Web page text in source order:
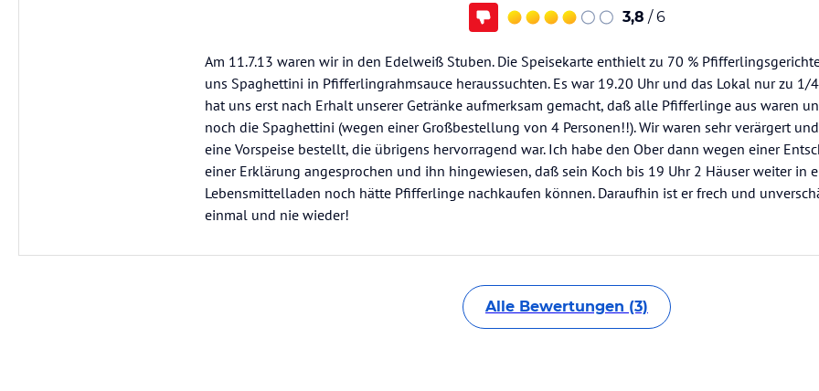
3,8 / 6
Am 11.7.13 waren wir in den Edelweiß Stuben. Die Speisekarte enthielt zu 70 %
uns Spaghettini in Pfifferlingrahmsauce heraussuchten. Es war 19.20 Uhr und das Lokal nur zu 1/
hat uns erst nach Erhalt unserer Getränke aufmerksam gemacht, daß alle Pfifferlinge aus waren
noch die Spaghettini (wegen einer Großbestellung von 4 Personen!!). Wir waren sehr verärgert
eine Vorspeise bestellt, die übrigens hervorragend war. Ich habe den Ober dann wegen einer
einer Erklärung angesprochen und ihn hingewiesen, daß sein Koch bis 19 Uhr 2 Häuser weiter in
Lebensmittelladen noch hätte Pfifferlinge nachkaufen können. Daraufhin ist er frech und
einmal und nie wieder!
Alle Bewertungen (3)